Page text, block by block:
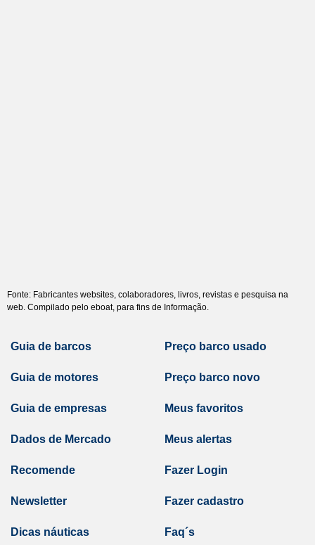
Fonte: Fabricantes websites, colaboradores, livros, revistas e pesquisa na
web. Compilado pelo eboat, para fins de Informação.
Guia de barcos
Guia de motores
Guia de empresas
Dados de Mercado
Preço barco usado
Preço barco novo
Meus favoritos
Meus alertas
Recomende
Newsletter
Dicas náuticas
Fazer Login
Fazer cadastro
Faq´s